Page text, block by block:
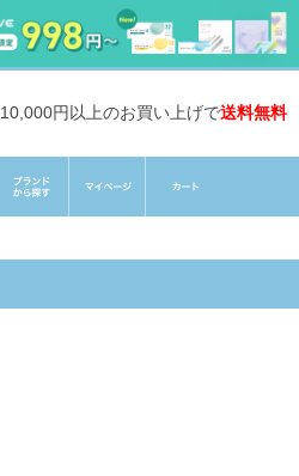
10,000円以上のお買い上げで送料無料